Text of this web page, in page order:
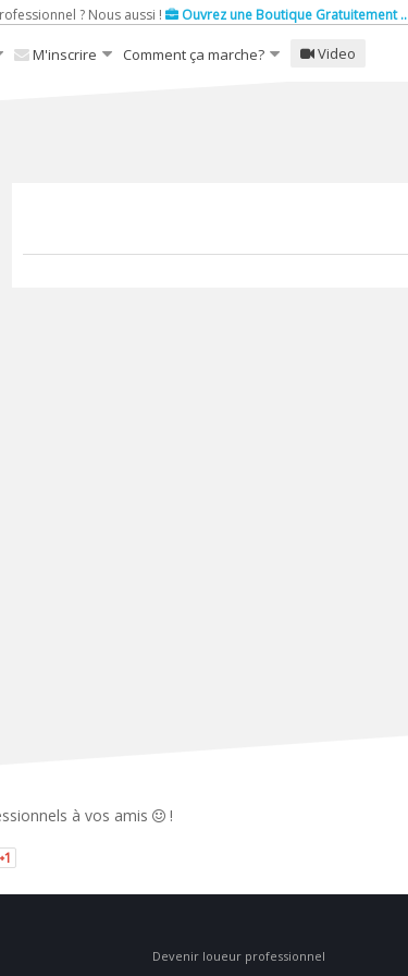
? Nous aussi ! Ouvrez une Boutique Gratuitement ..
M'inscrire Comment ça marche? Video
à vos amis !
1
Devenir loueur professionnel